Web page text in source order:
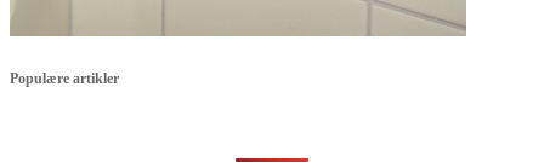
Populære artikler